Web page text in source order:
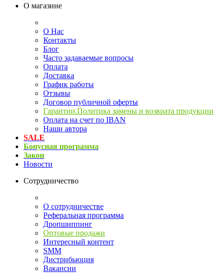
О магазине
О Нас
Контакты
Блог
Часто задаваемые вопросы
Оплата
Доставка
График работы
Отзывы
Договор публичной оферты
Гарантии.Политика замены и возврата продукции
Оплата на счет по IBAN
Наши автора
SALE
Бонусная программа
Закон
Новости
Сотрудничество
О сотрудничестве
Реферальная программа
Дропшиппинг
Оптовые продажи
Интересный контент
SMM
Дистрибьюция
Вакансии